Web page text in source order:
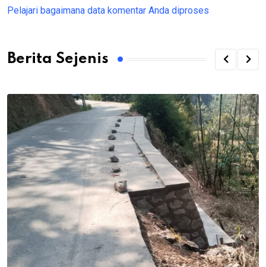
Pelajari bagaimana data komentar Anda diproses
Berita Sejenis